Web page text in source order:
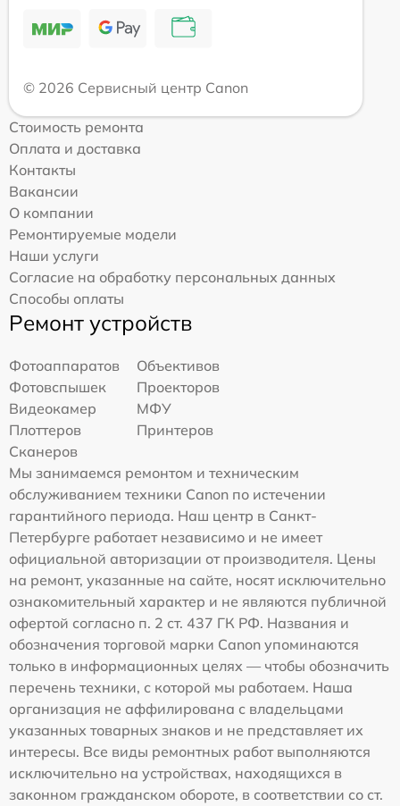
© 2026 Сервисный центр Canon
Стоимость ремонта
Оплата и доставка
Контакты
Вакансии
О компании
Ремонтируемые модели
Наши услуги
Согласие на обработку персональных данных
Способы оплаты
Ремонт устройств
Фотоаппаратов
Объективов
Фотовспышек
Проекторов
Видеокамер
МФУ
Плоттеров
Принтеров
Сканеров
Мы занимаемся ремонтом и техническим
обслуживанием техники Canon по истечении
гарантийного периода. Наш центр в Санкт-
Петербурге работает независимо и не имеет
официальной авторизации от производителя. Цены
на ремонт, указанные на сайте, носят исключительно
ознакомительный характер и не являются публичной
офертой согласно п. 2 ст. 437 ГК РФ. Названия и
обозначения торговой марки Canon упоминаются
только в информационных целях — чтобы обозначить
перечень техники, с которой мы работаем. Наша
организация не аффилирована с владельцами
указанных товарных знаков и не представляет их
интересы. Все виды ремонтных работ выполняются
исключительно на устройствах, находящихся в
законном гражданском обороте, в соответствии со ст.